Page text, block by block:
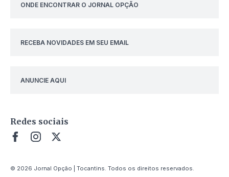
ONDE ENCONTRAR O JORNAL OPÇÃO
RECEBA NOVIDADES EM SEU EMAIL
ANUNCIE AQUI
Redes sociais
© 2026 Jornal Opção | Tocantins. Todos os direitos reservados.